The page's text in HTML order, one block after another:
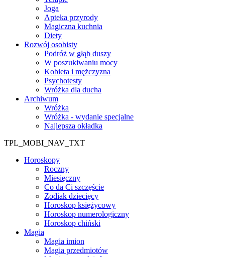
Joga
Apteka przyrody
Magiczna kuchnia
Diety
Rozwój osobisty
Podróż w głąb duszy
W poszukiwaniu mocy
Kobieta i mężczyzna
Psychotesty
Wróżka dla ducha
Archiwum
Wróżka
Wróżka - wydanie specjalne
Najlepsza okładka
TPL_MOBI_NAV_TXT
Horoskopy
Roczny
Miesięczny
Co da Ci szczęście
Zodiak dziecięcy
Horoskop księżycowy
Horoskop numerologiczny
Horoskop chiński
Magia
Magia imion
Magia przedmiotów